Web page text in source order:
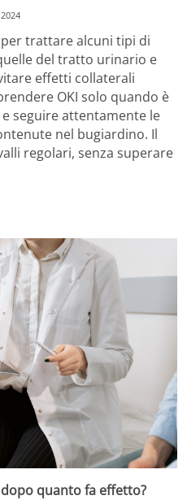
trattare alcuni tipi di
del tratto urinario e
effetti collaterali
OKI solo quando è
seguire attentamente le
nel bugiardino. Il
regolari, senza superare
quanto fa effetto?